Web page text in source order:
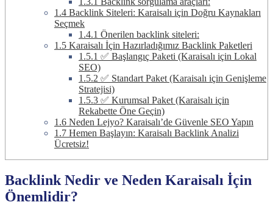
1.4 Backlink Siteleri: Karaisalı için Doğru Kaynakları
Seçmek
1.4.1 Önerilen backlink siteleri:
1.5 Karaisalı İçin Hazırladığımız Backlink Paketleri
1.5.1 ✅ Başlangıç Paketi (Karaisalı için Lokal
SEO)
1.5.2 ✅ Standart Paket (Karaisalı için Genişleme
Stratejisi)
1.5.3 ✅ Kurumsal Paket (Karaisalı için
Rekabette Öne Geçin)
1.6 Neden Lejyo? Karaisalı’de Güvenle SEO Yapın
1.7 Hemen Başlayın: Karaisalı Backlink Analizi
Ücretsiz!
Backlink Nedir ve Neden Karaisalı İçin
Önemlidir?